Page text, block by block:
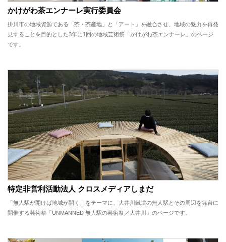
かけがわ茶エンナーレ実行委員会
掛川市の地域資源である「茶・茶産地」と「アート」を融合させ、地域の魅力を再発
見することを目的とした3年に1回の地域芸術祭「かけがわ茶エンナーレ」のページ
です。
特定非営利活動法人 クロスメディアしまだ
「無人駅が開けば地域が開く」をテーマに、大井川鐵道の無人駅とその周辺を舞台に
開催する芸術祭「UNMANNED 無人駅の芸術祭／大井川」のページです。